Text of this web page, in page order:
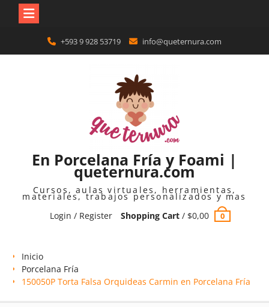
content
+593 9 928 53719 info@queternura.com
En Porcelana Fría y Foami |
queternura.com
Cursos, aulas virtuales, herramientas,
materiales, trabajos personalizados y mas
Login / Register
Shopping Cart/ $0,00 0
Inicio
Porcelana Fría
150050P Torta Falsa Orquideas Carmin en Porcelana Fría